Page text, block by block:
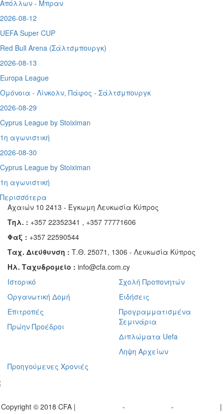
Απόλλων - Μπραν
2026-08-12
UEFA Super CUP
Red Bull Arena (Σάλτσμπουργκ)
2026-08-13
Europa League
Ομόνοια - Λίνκολν, Πάφος - Σάλτσμπουργκ
2026-08-29
Cyprus League by Stoiximan
1η αγωνιστική
2026-08-30
Cyprus League by Stoiximan
1η αγωνιστική
Περισσότερα
Αχαιών 10 2413 - Έγκωμη Λευκωσία Κύπρος
Τηλ. : +357 22352341 , +357 77771606
Φαξ : +357 22590544
Ταχ. Διεύθυνση : Τ.Θ. 25071, 1306 - Λευκωσία Κύπρος
Ηλ. Ταχυδρομείο : info@cfa.com.cy
Ιστορικό
Οργανωτική Δομή
Επιτροπές
Πρώην Προέδροι
Σχολή Προπονητών
Ειδήσεις
Προγραμματισμένα
Σεμινάρια
Διπλώματα Uefa
Ληψη Αρχείων
Προηγούμενες Χρονιές
Copyright © 2018 CFA | - -
|